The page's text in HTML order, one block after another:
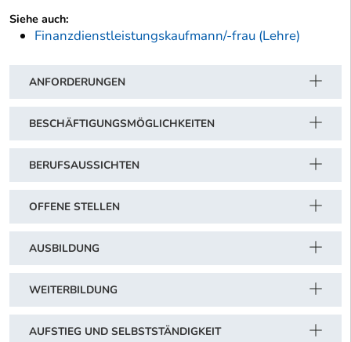
Siehe auch:
Finanzdienstleistungskaufmann/-frau (Lehre)
ANFORDERUNGEN
BESCHÄFTIGUNGSMÖGLICHKEITEN
BERUFSAUSSICHTEN
OFFENE STELLEN
AUSBILDUNG
WEITERBILDUNG
AUFSTIEG UND SELBSTSTÄNDIGKEIT